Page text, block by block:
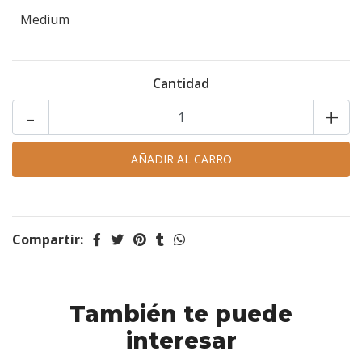
Medium
Cantidad
- +
Compartir:
También te puede
interesar